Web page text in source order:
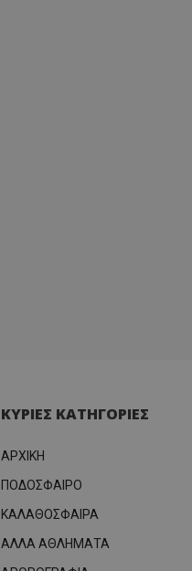
ΚΥΡΙΕΣ ΚΑΤΗΓΟΡΙΕΣ
ΑΡΧΙΚΗ
ΠΟΔΟΣΦΑΙΡΟ
ΚΑΛΑΘΟΣΦΑΙΡΑ
ΑΛΛΑ ΑΘΛΗΜΑΤΑ